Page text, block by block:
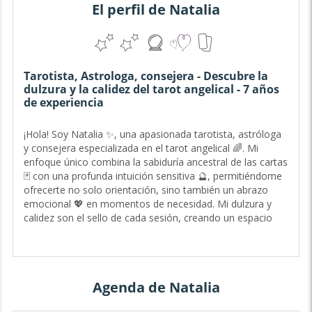
El perfil de Natalia
Tarotista, Astrologa, consejera - Descubre la
dulzura y la calidez del tarot angelical - 7 años
de experiencia
¡Hola! Soy Natalia ✨, una apasionada tarotista, astróloga
y consejera especializada en el tarot angelical 🌈. Mi
enfoque único combina la sabiduría ancestral de las cartas
🃏 con una profunda intuición sensitiva 🔮, permitiéndome
ofrecerte no solo orientación, sino también un abrazo
emocional 💖 en momentos de necesidad. Mi dulzura y
calidez son el sello de cada sesión, creando un espacio
¿Te encuentras en una encrucijada y buscas dirección? ¿O
Agenda de Natalia